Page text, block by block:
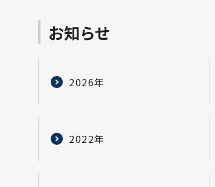
お知らせ
2026年
2022年